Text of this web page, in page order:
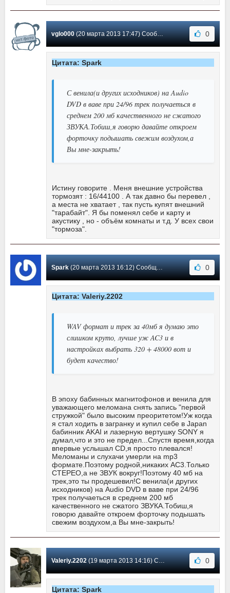
vglo000(20 марта 2013 17:47) Сообщение #53 0
Цитата: Spark
С венила(и других исходников) на Audio
DVD в ваве при 24/96 трек получаеться в
среднем 200 мб качественного не сжатого
ЗВУКА.Тобиш,я говорю давайте откроем
форточку подышать свежим воздухом,а
Вы мне-закрыть!
Истину говорите . Меня внешние устройства
тормозят : 16/44100 . А так давно бы перевел ,
а места не хватает , так пусть купят внешний
"тарабайт". Я бы поменял себе и карту и
акустику , но - объём комнаты и т.д. У всех свои
"тормоза".
Spark(20 марта 2013 16:12) Сообщение #52 0
Цитата: Valeriy.2202
WAV формат и трек за 40мб я думаю это
слишком круто, лучше уж AC3 и в
настройках выбрать 320 + 48000 вот и
будет качество!
В эпоху бабинных магнитофонов и венила для
уважающего меломана снять запись "первой
стружкой" было высоким преоритетом!Уж когда
я стал ходить в загранку и купил себе в Japan
бабинник AKAI и лазерную вертушку SONY я
думал,что и это не предел...Спустя время,когда
впервые услышал CD,я просто плевался!
Меломаны и слухачи умерли на mp3
формате.Поэтому родной,никаких AC3.Только
СТЕРЕО,а не ЗВУК вокруг!Поэтому 40 мб на
трек,это ты продешевил!С венила(и других
исходников) на Audio DVD в ваве при 24/96
трек получаеться в среднем 200 мб
качественного не сжатого ЗВУКА.Тобиш,я
говорю давайте откроем форточку подышать
свежим воздухом,а Вы мне-закрыть!
Valeriy.2202(19 марта 2013 14:16) Сообщение #51 0
Цитата: Spark